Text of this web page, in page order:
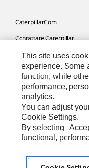
Caterpillar.com
Contattate Caterpillar
Le Mie Preferenze Di
Mappa Del Sito
Cookie Settings
Informazioni Legali
Tutela Della Privacy
Europe - Italian© 2026
This site uses
experience. Some
function, while
performance,
analytics.
You can adjust
Cookie Settings.
By selecting I
functional,